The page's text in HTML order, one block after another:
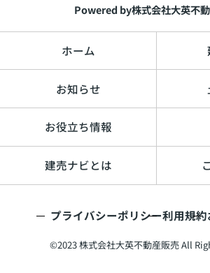
Powered by株式会社大英不
ホーム
お知らせ
お役立ち情報
建売ナビとは
プライバシーポリシー利用規約
©2023 株式会社大英不動産販売 All